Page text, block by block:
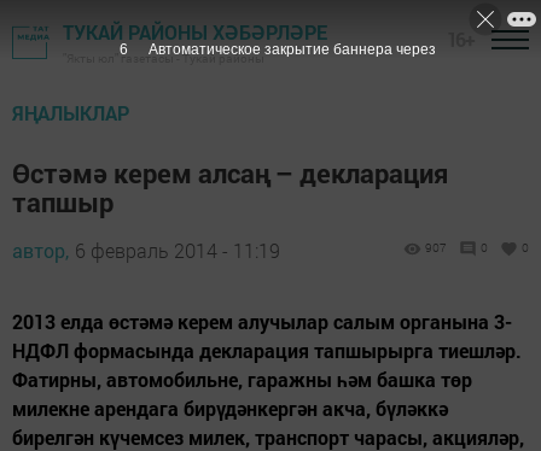
ТУКАЙ РАЙОНЫ ХӘБӘРЛӘРЕ
"Якты юл" газетасы - Тукай районы
ЯҢАЛЫКЛАР
Өстәмә керем алсаң – декларация
тапшыр
автор, 6 февраль 2014 - 11:19 907 0 0
2013 елда өстәмә керем алучылар салым органына 3-
НДФЛ формасында декларация тапшырырга тиешләр.
Фатирны, автомобильне, гаражны һәм башка төр
милекне арендага бирүдәнкергән акча, бүләккә
бирелгән күчемсез милек, транспорт чарасы, акцияләр,
5 Автоматическое закрытие баннера через